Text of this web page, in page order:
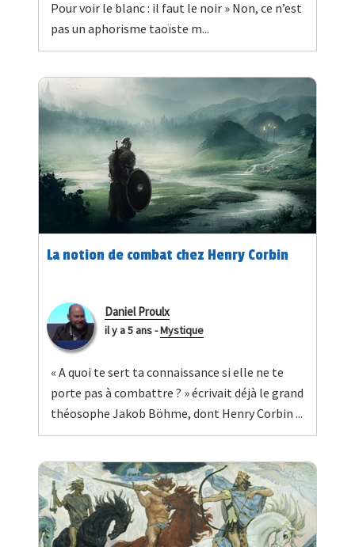
Pour voir le blanc : il faut le noir » Non, ce n’est
pas un aphorisme taoïste m...
La notion de combat chez Henry Corbin
Daniel Proulx
il y a 5 ans-Mystique
« A quoi te sert ta connaissance si elle ne te
porte pas à combattre ? » écrivait déjà le grand
théosophe Jakob Böhme, dont Henry Corbin ...